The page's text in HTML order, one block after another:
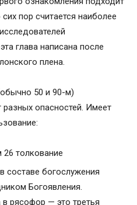
пор считается наиболее
глава написана после
плена.
50 и 90-м)
опасностей. Имеет
составе богослужения
Богоявления.
в рясофор — это третья